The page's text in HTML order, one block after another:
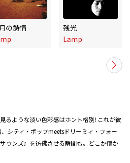
の詩情
残光
Lamp
るような淡い色彩感はホント格別! これが彼
シティ・ポップmeetsドリーミィ・フォー
ウンズ』を彷彿させる瞬間も。どこか懐か